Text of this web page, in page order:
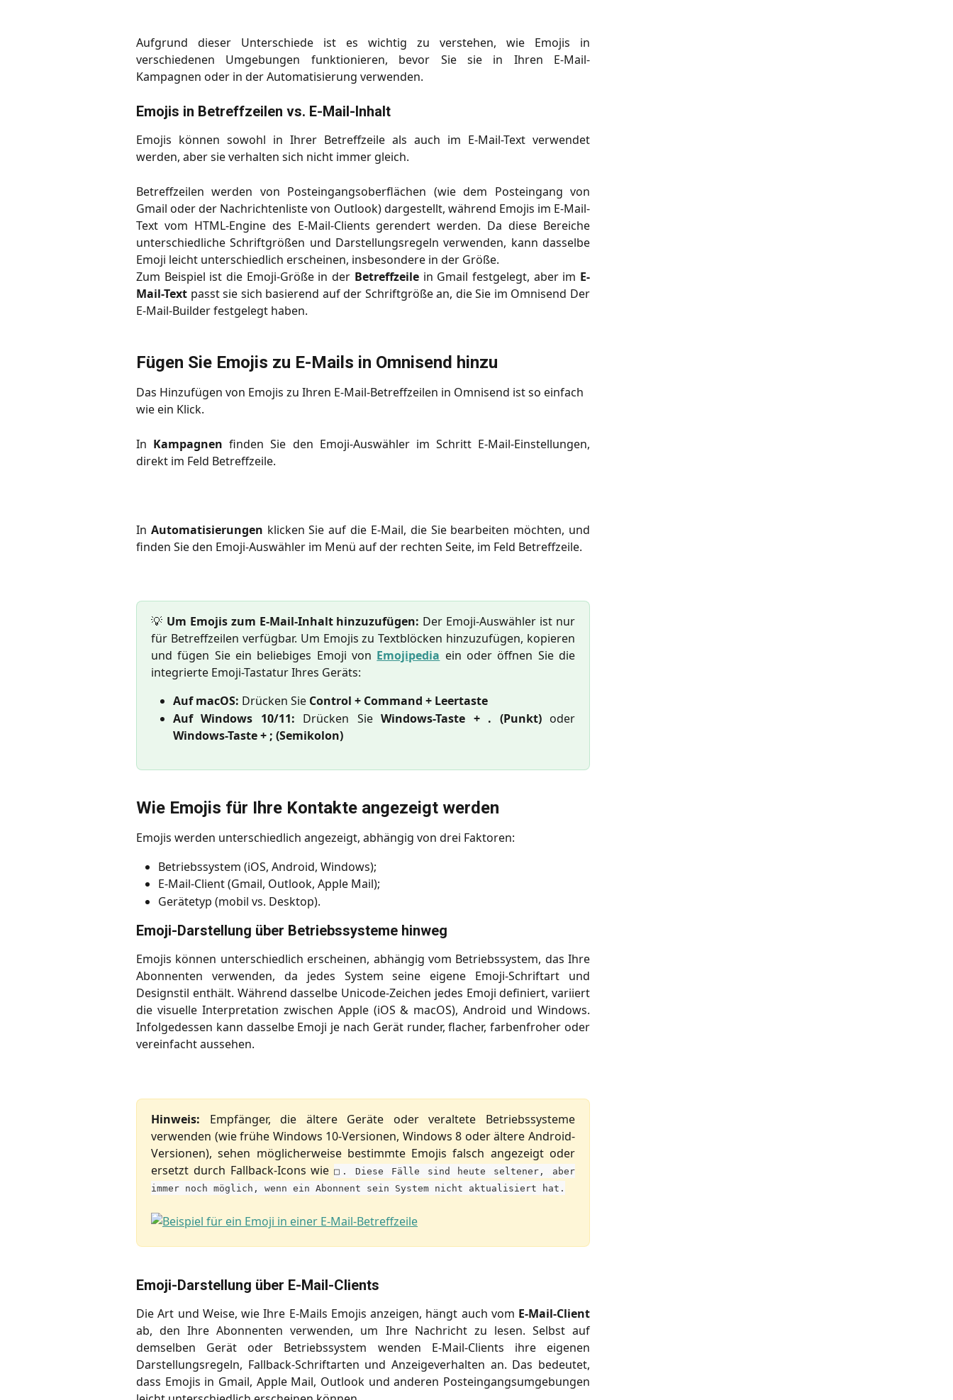
Aufgrund dieser Unterschiede ist es wichtig zu verstehen, wie Emojis in
verschiedenen Umgebungen funktionieren, bevor Sie sie in Ihren E-Mail-
Kampagnen oder in der Automatisierung verwenden.
Emojis in Betreffzeilen vs. E-Mail-Inhalt
Emojis können sowohl in Ihrer Betreffzeile als auch im E-Mail-Text verwendet
werden, aber sie verhalten sich nicht immer gleich.
Betreffzeilen werden von Posteingangsoberflächen (wie dem Posteingang von
Gmail oder der Nachrichtenliste von Outlook) dargestellt, während Emojis im E-Mail-
Text vom HTML-Engine des E-Mail-Clients gerendert werden. Da diese Bereiche
unterschiedliche Schriftgrößen und Darstellungsregeln verwenden, kann dasselbe
Emoji leicht unterschiedlich erscheinen, insbesondere in der Größe.
Zum Beispiel ist die Emoji-Größe in der Betreffzeilein Gmail festgelegt, aber im E-
Mail-Text passt sie sich basierend auf der Schriftgröße an, die Sie im Omnisend Der
E-Mail-Builder festgelegt haben.
Fügen Sie Emojis zu E-Mails in Omnisend hinzu
Das Hinzufügen von Emojis zu Ihren E-Mail-Betreffzeilen in Omnisend ist so einfach
wie ein Klick.
In Kampagnen finden Sie den Emoji-Auswähler im Schritt E-Mail-Einstellungen,
direkt im Feld Betreffzeile.
In Automatisierungen klicken Sie auf die E-Mail, die Sie bearbeiten möchten, und
finden Sie den Emoji-Auswähler im Menü auf der rechten Seite, im Feld Betreffzeile.
💡 Um Emojis zum E-Mail-Inhalt hinzuzufügen: Der Emoji-Auswähler ist nur
für Betreffzeilen verfügbar. Um Emojis zu Textblöcken hinzuzufügen, kopieren
und fügen Sie ein beliebiges Emoji von Emojipedia ein oder öffnen Sie die
integrierte Emoji-Tastatur Ihres Geräts:
Auf macOS: Drücken Sie Control + Command + Leertaste
Auf Windows 10/11: Drücken SieWindows-Taste + . (Punkt)oder
Windows-Taste + ; (Semikolon)
Wie Emojis für Ihre Kontakte angezeigt werden
Emojis werden unterschiedlich angezeigt, abhängig von drei Faktoren:
Betriebssystem (iOS, Android, Windows);
E-Mail-Client (Gmail, Outlook, Apple Mail);
Gerätetyp (mobil vs. Desktop).
Emoji-Darstellung über Betriebssysteme hinweg
Emojis können unterschiedlich erscheinen, abhängig vom Betriebssystem, das Ihre
Abonnenten verwenden, da jedes System seine eigene Emoji-Schriftart und
Designstil enthält. Während dasselbe Unicode-Zeichen jedes Emoji definiert, variiert
die visuelle Interpretation zwischen Apple (iOS & macOS), Android und Windows.
Infolgedessen kann dasselbe Emoji je nach Gerät runder, flacher, farbenfroher oder
vereinfacht aussehen.
Hinweis: Empfänger, die ältere Geräte oder veraltete Betriebssysteme
verwenden (wie frühe Windows 10-Versionen, Windows 8 oder ältere Android-
Versionen), sehen möglicherweise bestimmte Emojis falsch angezeigt oder
ersetzt durch Fallback-Icons wie□. Diese Fälle sind heute seltener, aber
immer noch möglich, wenn ein Abonnent sein System nicht aktualisiert hat.
Emoji-Darstellung über E-Mail-Clients
Die Art und Weise, wie Ihre E-Mails Emojis anzeigen, hängt auch vom E-Mail-Client
ab, den Ihre Abonnenten verwenden, um Ihre Nachricht zu lesen. Selbst auf
demselben Gerät oder Betriebssystem wenden E-Mail-Clients ihre eigenen
Darstellungsregeln, Fallback-Schriftarten und Anzeigeverhalten an. Das bedeutet,
dass Emojis in Gmail, Apple Mail, Outlook und anderen Posteingangsumgebungen